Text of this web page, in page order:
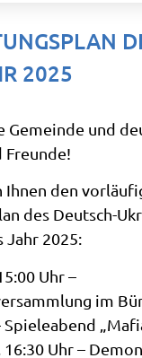
2025
Gemeinde und
Freunde!
den
des Deutsch-
Jahr 2025:
Uhr –
im
Spieleabend
16:30 Uhr –